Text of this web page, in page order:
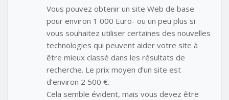
Vous pouvez obtenir un site Web de base
pour environ 1 000 Euro- ou un peu plus si
vous souhaitez utiliser certaines des nouvelles
technologies qui peuvent aider votre site à
être mieux classé dans les résultats de
recherche. Le prix moyen d’un site est
d’environ 2 500 €.
Cela semble évident, mais vous devez être